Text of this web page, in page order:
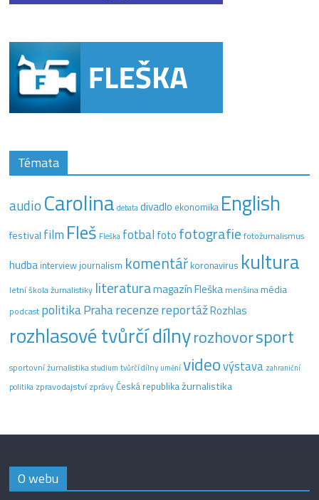
Témata
audio Carolina debata divadlo ekonomika English
festival film Fleš Fleška fotbal foto fotografie fotožurnalismus
hudba interview journalism komentář koronavirus kultura
letní škola žurnalistiky literaturamagazín Fleška menšinamédia
podcast politikaPraharecenzereportážRozhlas
rozhlasové tvůrčí dílnyrozhovorsport
sportovní žurnalistika studium tvůrčí dílny uměnívideovýstava zahraniční
politika zpravodajstvízprávyČeská republikažurnalistika
O webu